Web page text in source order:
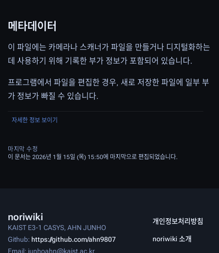
메타데이터
이 파일에는 카메라나 스캐너가 파일을 만들거나 디지털화하는
데 사용하기 위해 기록한 부가 정보가 포함되어 있습니다.
프로그램에서 파일을 편집한 경우, 새로 저장한 파일에 일부 부
가 정보가 빠질 수 있습니다.
자세한 정보 보이기
마지막 수정
이 문서는 2026년 1월 15일 (목) 15:50에 마지막으로 편집되었습니다.
noriwiki
KAIST E3-1 CASYS, AHN JUNHO
Github: https://github.com/ahn9807
Email: junhoahn@kaist.ac.kr
개인정보처리방침
noriwiki 소개